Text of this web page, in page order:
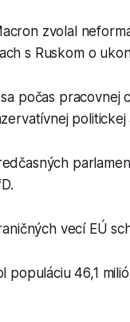
zvolal
s Ruskom o
počas pracovnej
politickej
vecí EÚ
populáciu 46,1